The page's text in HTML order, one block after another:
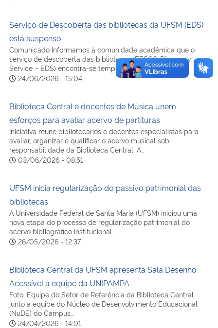
Serviço de Descoberta das bibliotecas da UFSM (EDS)
está suspenso
Comunicado Informamos à comunidade acadêmica que o
serviço de descoberta das bibliotecas (EBSCO Discovery
Service – EDS) encontra-se temporariamente suspenso…
24/06/2026 - 15:04
Biblioteca Central e docentes de Música unem
esforços para avaliar acervo de partituras
Iniciativa reúne bibliotecários e docentes especialistas para
avaliar, organizar e qualificar o acervo musical sob
responsabilidade da Biblioteca Central. A…
03/06/2026 - 08:51
UFSM inicia regularização do passivo patrimonial das
bibliotecas
A Universidade Federal de Santa Maria (UFSM) iniciou uma
nova etapa do processo de regularização patrimonial do
acervo bibliográfico institucional.…
26/05/2026 - 12:37
Biblioteca Central da UFSM apresenta Sala Desenho
Acessível à equipe da UNIPAMPA
Foto: Equipe do Setor de Referência da Biblioteca Central
junto a equipe do Núcleo de Desenvolvimento Educacional
(NuDE) do Campus…
24/04/2026 - 14:01